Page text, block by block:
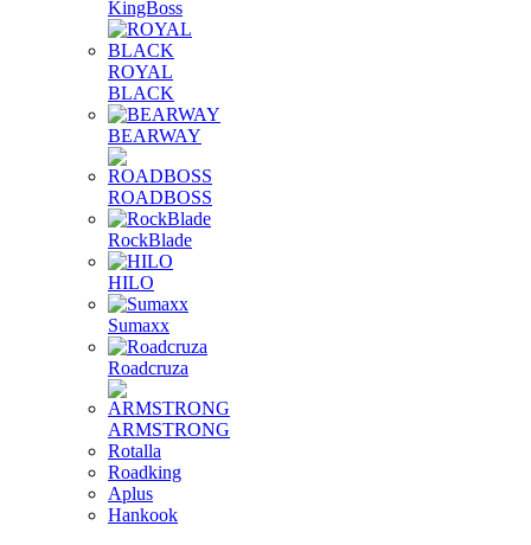
KingBoss
ROYAL
BLACK
BEARWAY
ROADBOSS
RockBlade
HILO
Sumaxx
Roadcruza
ARMSTRONG
Rotalla
Roadking
Aplus
Hankook